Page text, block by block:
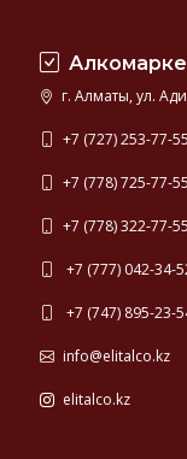
г. Алматы, ул.
+7 (727) 253-77-55
+7 (778) 725-77-55
+7 (778) 322-77-55
+7 (777) 042-34-
+7 (747) 895-23-
info@elitalco.kz
elitalco.kz